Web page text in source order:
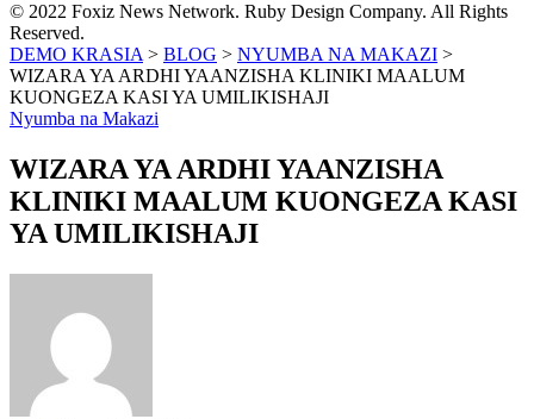
© 2022 Foxiz News Network. Ruby Design Company. All Rights
Reserved.
DEMO KRASIA > BLOG > NYUMBA NA MAKAZI >
WIZARA YA ARDHI YAANZISHA KLINIKI MAALUM
KUONGEZA KASI YA UMILIKISHAJI
Nyumba na Makazi
WIZARA YA ARDHI YAANZISHA
KLINIKI MAALUM KUONGEZA KASI
YA UMILIKISHAJI